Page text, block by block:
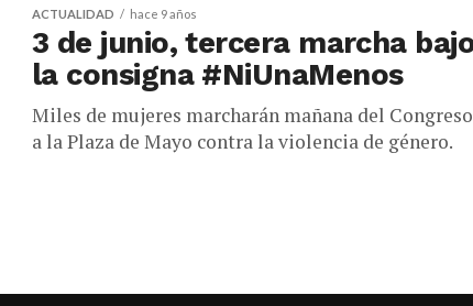
ACTUALIDAD hace 9 años
3 de junio, tercera marcha
la consigna #NiUnaMenos
Miles de mujeres marcharán mañana del Congreso
a la Plaza de Mayo contra la violencia de género.